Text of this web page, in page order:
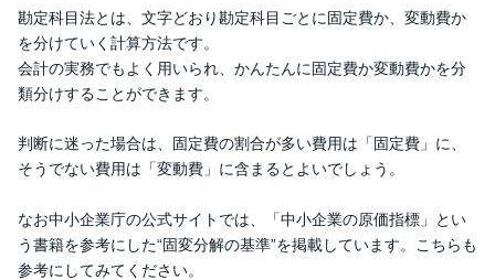
勘定科目法とは、文字どおり勘定科目ごとに固定費か、変動費か
を分けていく計算方法です。
会計の実務でもよく用いられ、かんたんに固定費か変動費かを分
類分けすることができます。
判断に迷った場合は、固定費の割合が多い費用は「固定費」に、
そうでない費用は「変動費」に含まるとよいでしょう。
なお中小企業庁の公式サイトでは、「中小企業の原価指標」とい
う書籍を参考にした“固変分解の基準”を掲載しています。こちらも
参考にしてみてください。